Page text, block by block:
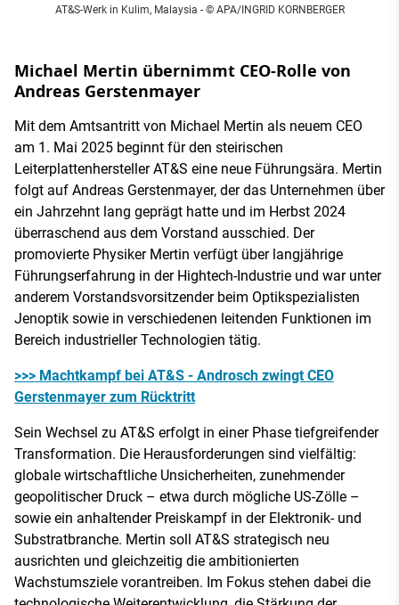
AT&S-Werk in Kulim, Malaysia - © APA/INGRID KORNBERGER
Michael Mertin übernimmt CEO-Rolle von
Andreas Gerstenmayer
Mit dem Amtsantritt von Michael Mertin als neuem CEO
am 1. Mai 2025 beginnt für den steirischen
Leiterplattenhersteller AT&S eine neue Führungsära. Mertin
folgt auf Andreas Gerstenmayer, der das Unternehmen über
ein Jahrzehnt lang geprägt hatte und im Herbst 2024
überraschend aus dem Vorstand ausschied. Der
promovierte Physiker Mertin verfügt über langjährige
Führungserfahrung in der Hightech-Industrie und war unter
anderem Vorstandsvorsitzender beim Optikspezialisten
Jenoptik sowie in verschiedenen leitenden Funktionen im
Bereich industrieller Technologien tätig.
>>> Machtkampf bei AT&S - Androsch zwingt CEO
Gerstenmayer zum Rücktritt
Sein Wechsel zu AT&S erfolgt in einer Phase tiefgreifender
Transformation. Die Herausforderungen sind vielfältig:
globale wirtschaftliche Unsicherheiten, zunehmender
geopolitischer Druck – etwa durch mögliche US-Zölle –
sowie ein anhaltender Preiskampf in der Elektronik- und
Substratbranche. Mertin soll AT&S strategisch neu
ausrichten und gleichzeitig die ambitionierten
Wachstumsziele vorantreiben. Im Fokus stehen dabei die